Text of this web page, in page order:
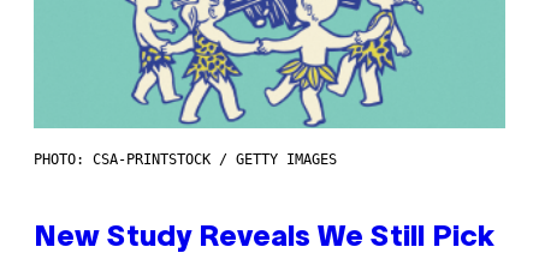
PHOTO: CSA-PRINTSTOCK / GETTY IMAGES
New Study Reveals We Still Pick